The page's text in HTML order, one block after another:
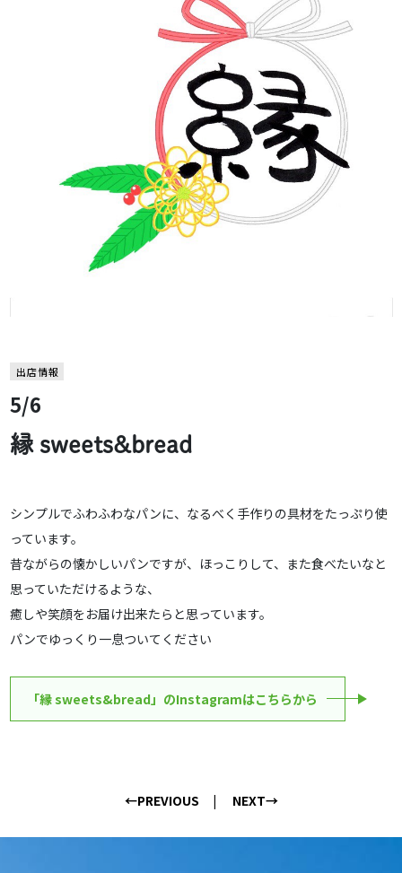
出店情報
5/6
縁 sweets&bread
シンプルでふわふわなパンに、なるべく手作りの具材をたっぷり使
っています。
昔ながらの懐かしいパンですが、ほっこりして、また食べたいなと
思っていただけるような、
癒しや笑顔をお届け出来たらと思っています。
パンでゆっくり一息ついてください
「縁 sweets&bread」のInstagramはこちらから
←PREVIOUS NEXT→